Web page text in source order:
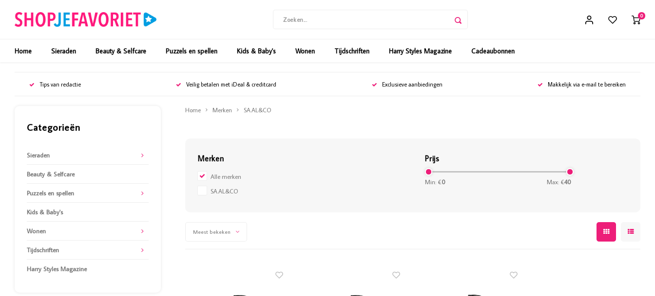
0
Home Sieraden Beauty & Selfcare Puzzels en spellen Kids & Baby's Wonen Tijdschriften Harry Styles Magazine Cadeaubonnen
Tips van redactie Veilig betalen met iDeal & creditcard Exclusieve aanbiedingen Makkelijk via e-mail te bereiken
Categorieën
Sieraden
Beauty & Selfcare
Puzzels en spellen
Kids & Baby's
Wonen
Tijdschriften
Harry Styles Magazine
Home Merken SA.AL&CO
Merken
Alle merken
SA.AL&CO
Prijs
Min: €0 Max: €40
Meest bekeken